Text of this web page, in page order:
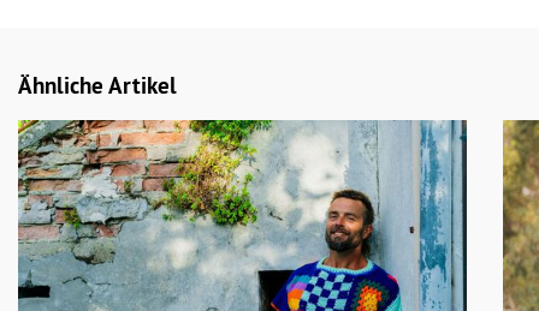
Ähnliche Artikel